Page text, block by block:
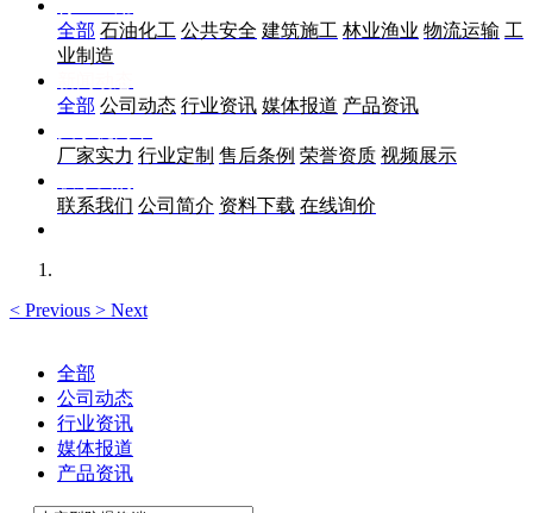
全部 石油化工 公共安全 建筑施工 林业渔业 物流运输 工
业制造
全部 公司动态 行业资讯 媒体报道 产品资讯
厂家实力 行业定制 售后条例 荣誉资质 视频展示
联系我们 公司简介 资料下载 在线询价
< Previous > Next
全部
公司动态
行业资讯
媒体报道
产品资讯